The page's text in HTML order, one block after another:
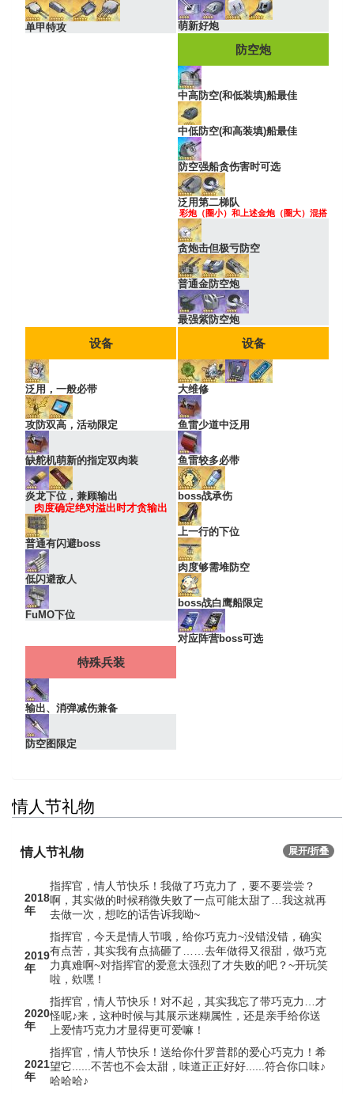
单甲特攻 萌新好炮
防空炮
中高防空(和低装填)船最佳
中低防空(和高装填)船最佳
防空强船贪伤害时可选
泛用第二梯队
彩炮（圈小）和上述金炮（圈大）混搭
贪炮击但极亏防空
普通金防空炮
最强紫防空炮
设备
泛用，一般必带
攻防双高，活动限定
缺舵机萌新的指定双肉装
炎龙下位，兼顾输出
肉度确定绝对溢出时才贪输出
普通有闪避boss
低闪避敌人
FuMO下位
设备
大维修
鱼雷少道中泛用
鱼雷较多必带
boss战承伤
上一行的下位
肉度够需堆防空
boss战白鹰船限定
对应阵营boss可选
特殊兵装
输出、消弹减伤兼备
防空图限定
情人节礼物
情人节礼物 展开/折叠
2018
年
指挥官，情人节快乐！我做了巧克力了，要不要尝尝？
啊，其实做的时候稍微失败了一点可能太甜了…我这就再
去做一次，想吃的话告诉我呦~
2019
年
指挥官，今天是情人节哦，给你巧克力~没错没错，确实
有点苦，其实我有点搞砸了……去年做得又很甜，做巧克
力真难啊~对指挥官的爱意太强烈了才失败的吧？~开玩笑
啦，欸嘿！
2020
年
指挥官，情人节快乐！对不起，其实我忘了带巧克力…才
怪呢♪来，这种时候与其展示迷糊属性，还是亲手给你送
上爱情巧克力才显得更可爱嘛！
2021
年
指挥官，情人节快乐！送给你什罗普郡的爱心巧克力！希
望它......不苦也不会太甜，味道正正好好......符合你口味♪
哈哈哈♪